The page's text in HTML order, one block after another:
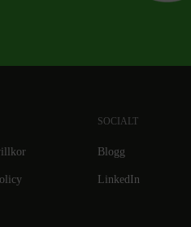
SOCIALT
Blogg
LinkedIn